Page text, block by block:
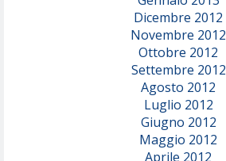
Dicembre 2012
Novembre 2012
Ottobre 2012
Settembre 2012
Agosto 2012
Luglio 2012
Giugno 2012
Maggio 2012
Aprile 2012